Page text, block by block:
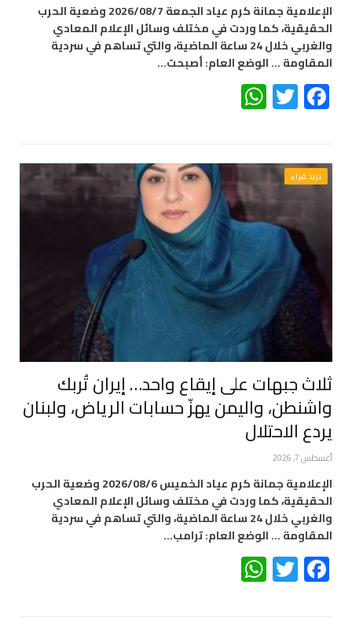
الإعلامية جمانة كرم عياد الجمعة 2026/08/7 وضعية الحرب
الحقيقية، كما وردت في مختلف وسائل الإعلام المعادي
والغربي خلال 24 ساعة الماضية، والتي تساهم في سردية
المقاومة … الوضع العام: أصبحت…
Facebook
Twitter
بريد قراء
ثلاث جبهات على إيقاع واحد… إيران تُربك
واشنطن، واليمن يهزّ حسابات الرياض، ولبنان
يردع الاحتلال
أغسطس 7, 2026
الإعلامية جمانة كرم عياد الخميس 2026/08/6 وضعية الحرب
الحقيقية، كما وردت في مختلف وسائل الإعلام المعادي
والغربي خلال 24 ساعة الماضية، والتي تساهم في سردية
المقاومة … الوضع العام: ترامب…
Facebook
Twitter